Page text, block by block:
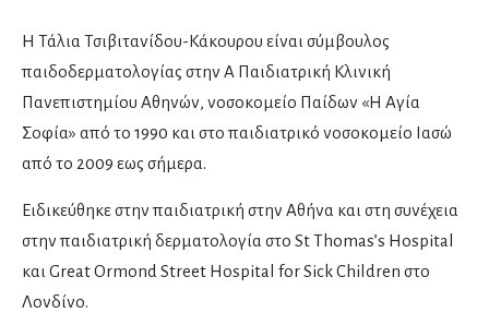
Δερματολόγοι
Αισθητική Ιατρική
Παιδοδερματολόγοι
Ενδοκρινολόγοι
Ιατρικές υπηρεσίες
H Τάλια Τσιβιτανίδου-Κάκουρου είναι σύμβουλος
παιδοδερματολογίας στην Α Παιδιατρική Κλινική
Πανεπιστημίου Αθηνών, νοσοκομείο Παίδων «Η Αγία
Σοφία» από το 1990 και στο παιδιατρικό νοσοκομείο Ιασώ
από το 2009 εως σήμερα.
Ειδικεύθηκε στην παιδιατρική στην Αθήνα και στη συνέχεια
στην παιδιατρική δερματολογία στο St Thomas’s Hospital
και Great Ormond Street Hospital for Sick Children στο
Λονδίνο.